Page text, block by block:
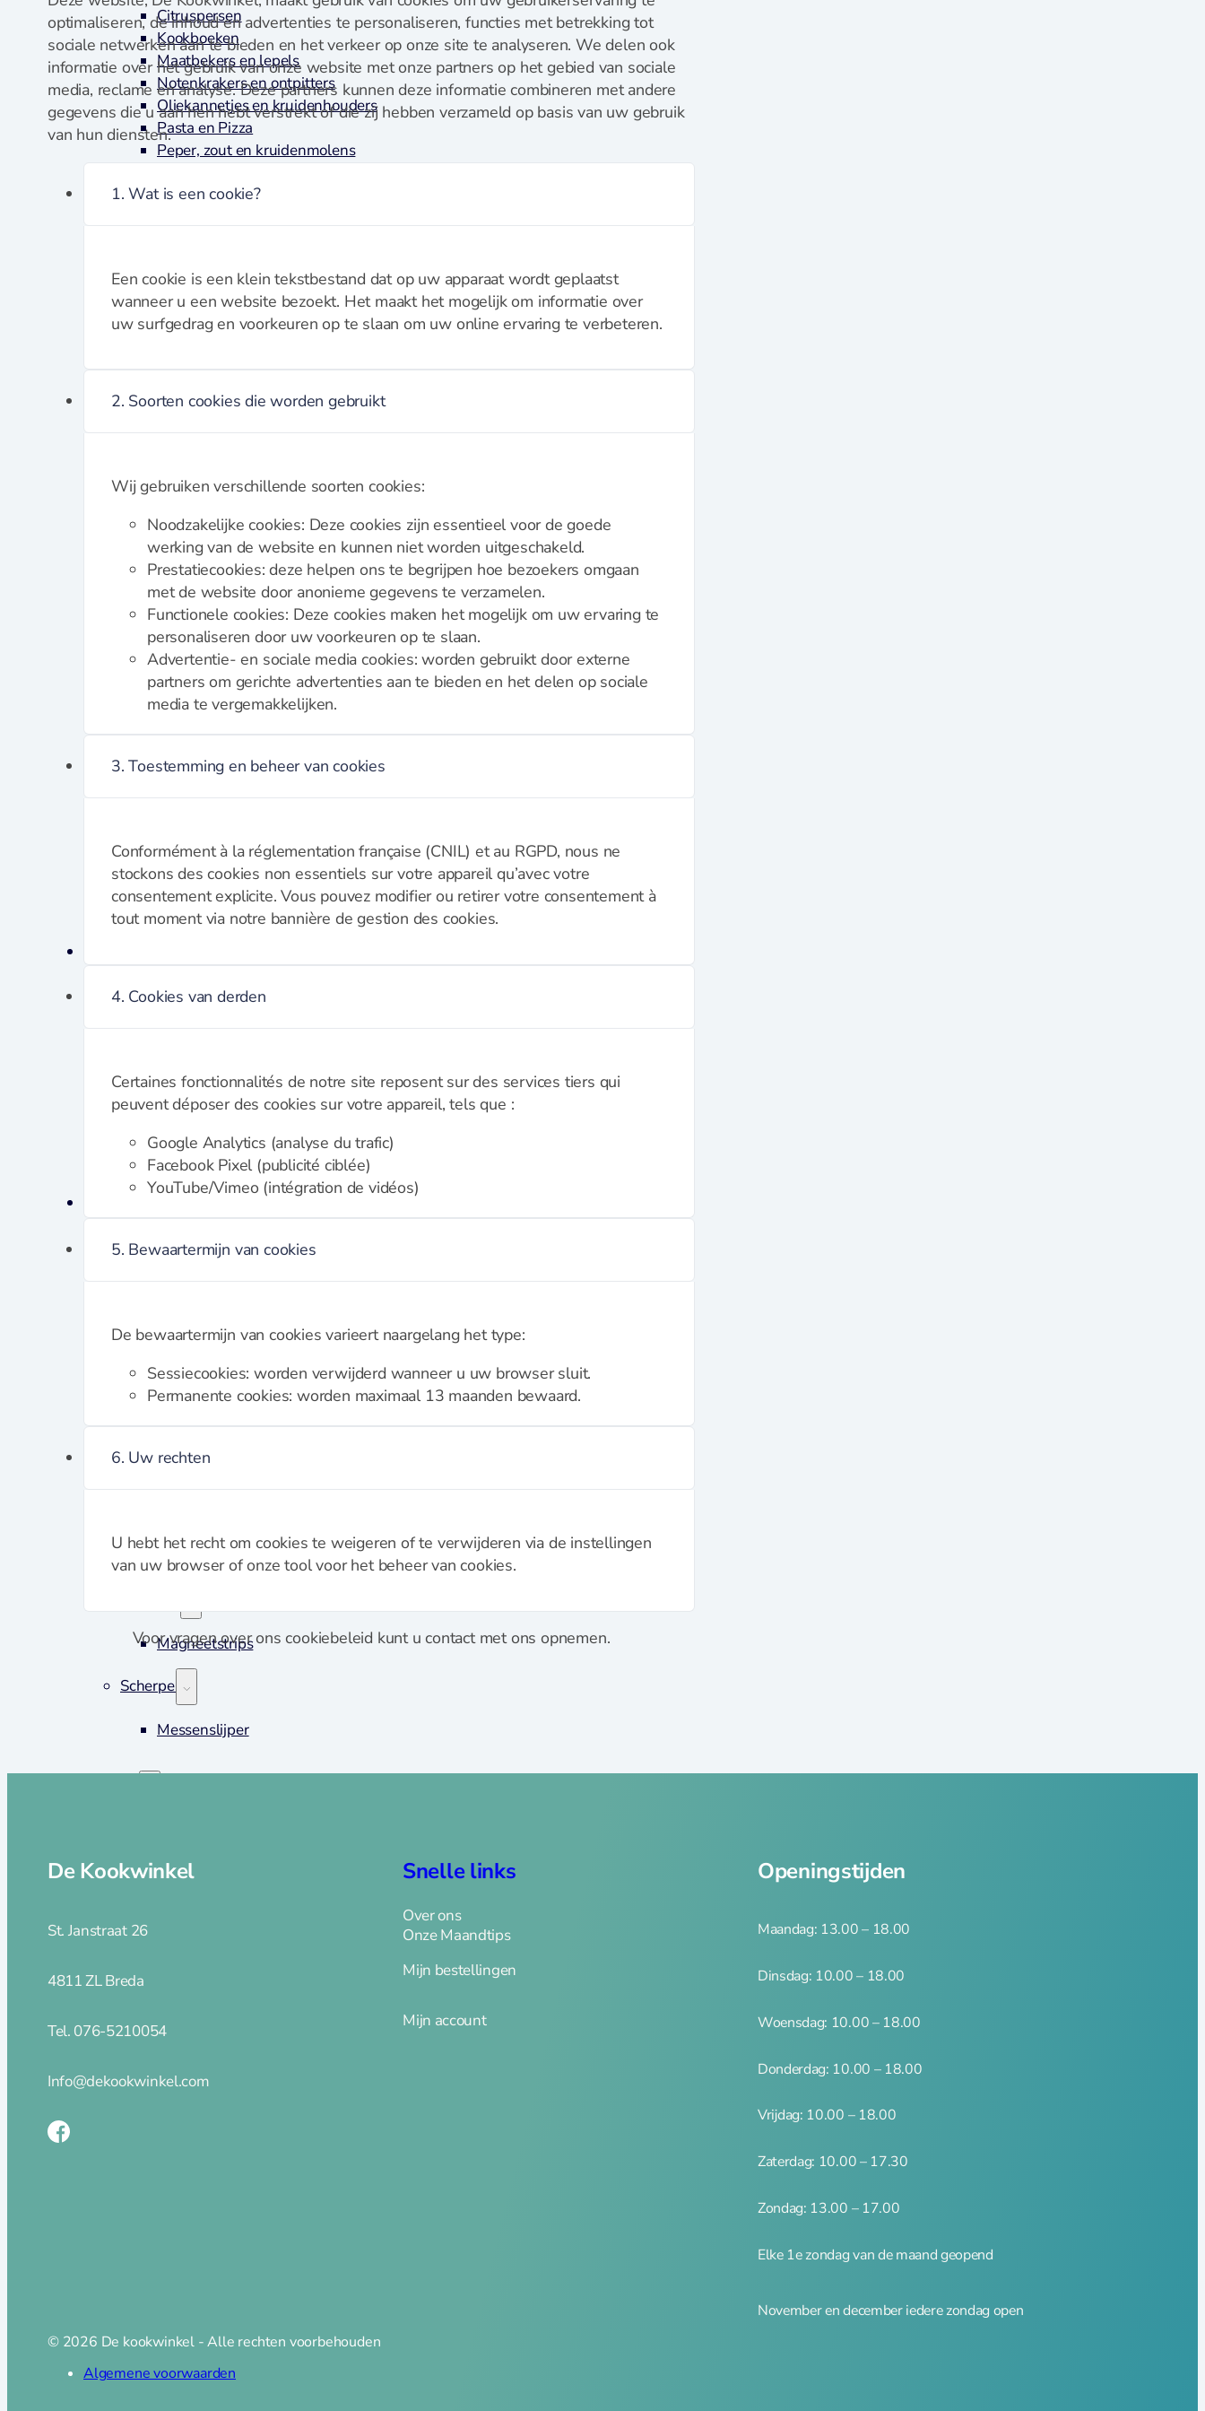
Citruspersen
Kookboeken
Maatbekers en lepels
Notenkrakers en ontpitters
Oliekannetjes en kruidenhouders
Pasta en Pizza
Peper, zout en kruidenmolens
Lepels, garde, spatels en tangen
Voorraad en bewaardozen
Zeven en vergiet
Blikopener
Crème Brulee brander
Ei benodigdheden
Knoflookhulpen
Mandoline en hakkers
Onderzetters
Pureepersen en stampers
Snijplanken
Vleesmolens
Koffie en thee
Serveren
Crème Brulee
Serveerplanken
Kelnermessen
Koelers
Blenders
Broodroosters en tosti
Contactgrill
IJsmachine
Slowcookers
Staaf- en handmixers
Waterkokers
Bestek
Botermessen
Fileer en trancheermes
Kaasmes
Koks en vleesmessen
Oestermes en handschoen
Office en groentemes
Steakmes
Wiegemes
Magneetstrips
Scherpen
Messenslijper
Pannen
Adapter inductie
Koeken en hapjespannen
Ovenschalen
Merken
Le Creuset
optimaliseren, de inhoud en advertenties te personaliseren, functies met betrekking tot
sociale netwerken aan te bieden en het verkeer op onze site te analyseren. We delen ook
informatie over het gebruik van onze website met onze partners op het gebied van sociale
media, reclame en analyse. Deze partners kunnen deze informatie combineren met andere
gegevens die u aan hen hebt verstrekt of die zij hebben verzameld op basis van uw gebruik
van hun diensten.
1. Wat is een cookie?
Een cookie is een klein tekstbestand dat op uw apparaat wordt geplaatst
wanneer u een website bezoekt. Het maakt het mogelijk om informatie over
uw surfgedrag en voorkeuren op te slaan om uw online ervaring te verbeteren.
2. Soorten cookies die worden gebruikt
Wij gebruiken verschillende soorten cookies:
Noodzakelijke cookies: Deze cookies zijn essentieel voor de goede
werking van de website en kunnen niet worden uitgeschakeld.
Prestatiecookies: deze helpen ons te begrijpen hoe bezoekers omgaan
met de website door anonieme gegevens te verzamelen.
Functionele cookies: Deze cookies maken het mogelijk om uw ervaring te
personaliseren door uw voorkeuren op te slaan.
Advertentie- en sociale media cookies: worden gebruikt door externe
partners om gerichte advertenties aan te bieden en het delen op sociale
media te vergemakkelijken.
3. Toestemming en beheer van cookies
Conformément à la réglementation française (CNIL) et au RGPD, nous ne
stockons des cookies non essentiels sur votre appareil qu’avec votre
consentement explicite. Vous pouvez modifier ou retirer votre consentement à
tout moment via notre bannière de gestion des cookies.
4. Cookies van derden
Certaines fonctionnalités de notre site reposent sur des services tiers qui
peuvent déposer des cookies sur votre appareil, tels que :
Google Analytics (analyse du trafic)
Facebook Pixel (publicité ciblée)
YouTube/Vimeo (intégration de vidéos)
5. Bewaartermijn van cookies
De bewaartermijn van cookies varieert naargelang het type:
Sessiecookies: worden verwijderd wanneer u uw browser sluit.
Permanente cookies: worden maximaal 13 maanden bewaard.
6. Uw rechten
U hebt het recht om cookies te weigeren of te verwijderen via de instellingen
van uw browser of onze tool voor het beheer van cookies.
Voor vragen over ons cookiebeleid kunt u contact met ons opnemen.
De Kookwinkel
St. Janstraat 26
4811 ZL Breda
Tel. 076-5210054
Info@dekookwinkel.com
Snelle links
Over ons
Onze Maandtips
Mijn bestellingen
Mijn account
Openingstijden
Maandag: 13.00 – 18.00
Dinsdag: 10.00 – 18.00
Woensdag: 10.00 – 18.00
Donderdag: 10.00 – 18.00
Vrijdag: 10.00 – 18.00
Zaterdag: 10.00 – 17.30
Zondag: 13.00 – 17.00
Elke 1e zondag van de maand geopend
November en december iedere zondag open
© 2026 De kookwinkel - Alle rechten voorbehouden
Algemene voorwaarden